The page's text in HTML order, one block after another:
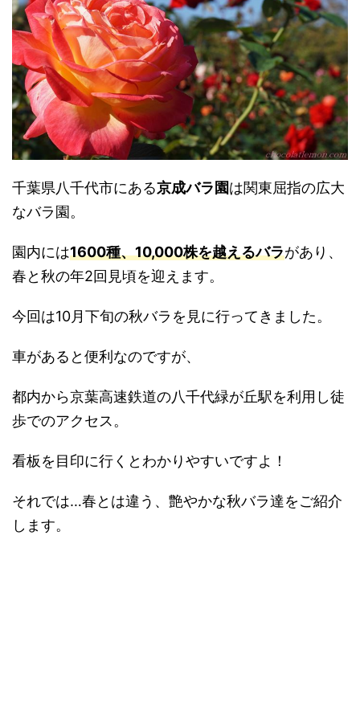
千葉県八千代市にある京成バラ園は関東屈指の広大
なバラ園。
園内には1600種、10,000株を越えるバラがあり、
春と秋の年2回見頃を迎えます。
今回は10月下旬の秋バラを見に行ってきました。
車があると便利なのですが、
都内から京葉高速鉄道の八千代緑が丘駅を利用し徒
歩でのアクセス。
看板を目印に行くとわかりやすいですよ！
それでは…春とは違う、艶やかな秋バラ達をご紹介
します。